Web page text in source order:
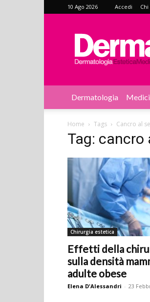
10 Ago 2026 Accedi
Dermatologia
Home Tags Cancro al
Tag: cancro
Chirurgia estetica
Effetti della
sulla densità
adulte obese
Elena D'Alessandri - 23